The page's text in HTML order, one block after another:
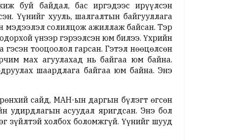
буй байдал, бас иргэдээс ирүүлсэн
Үүнийг хууль, шалгалтын байгууллага
мэдээлэл солилцож ажиллаж байсан. Тэр
үнээр гэрээлсэн юм билээ. Үхрийн
тооцоолол гарсан. Гэтэл нөөцөлсөн
мах агуулахад нь байгаа юм байна.
шаардлага байгаа юм байна. Энэ
сайд, МАН-ын даргын бүлэгт өгсөн
удирдлагын асуудал яригдсан. Энэ бол
зүйлтэй холбох боломжгүй. Үүнийг шууд